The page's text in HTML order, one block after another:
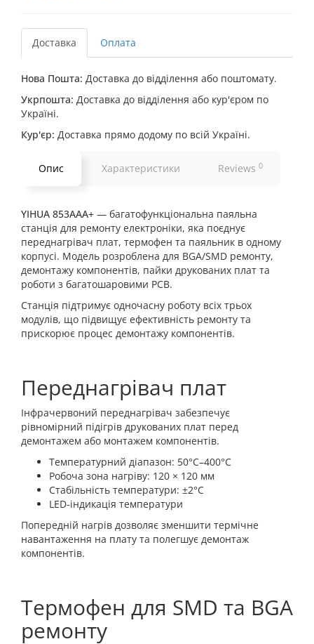
Доставка Оплата
Нова Пошта: Доставка до відділення або поштомату.
Укрпошта: Доставка до відділення або кур'єром по
Україні.
Кур'єр: Доставка прямо додому по всій Україні.
Опис Характеристики Reviews 0
YIHUA 853AAA+ — багатофункціональна паяльна
станція для ремонту електроніки, яка поєднує
переднагрівач плат, термофен та паяльник в одному
корпусі. Модель розроблена для BGA/SMD ремонту,
демонтажу компонентів, пайки друкованих плат та
роботи з багатошаровими PCB.
Станція підтримує одночасну роботу всіх трьох
модулів, що підвищує ефективність ремонту та
прискорює процес демонтажу компонентів.
Переднагрівач плат
Інфрачервоний переднагрівач забезпечує
рівномірний підігрів друкованих плат перед
демонтажем або монтажем компонентів.
Температурний діапазон: 50°C–400°C
Робоча зона нагріву: 120 × 120 мм
Стабільність температури: ±2°C
LED-індикація температури
Попередній нагрів дозволяє зменшити термічне
навантаження на плату та полегшує демонтаж
компонентів.
Термофен для SMD та BGA
ремонту